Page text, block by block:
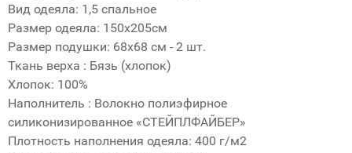
Вид одеяла: 1,5 спальное
Размер одеяла: 150х205см
Размер подушки: 68х68 см - 2 шт.
Ткань верха : Бязь (хлопок)
Хлопок: 100%
Наполнитель : Волокно полиэфирное
силиконизированное «СТЕЙПЛФАЙБЕР»
Плотность наполнения одеяла: 400 г/м2